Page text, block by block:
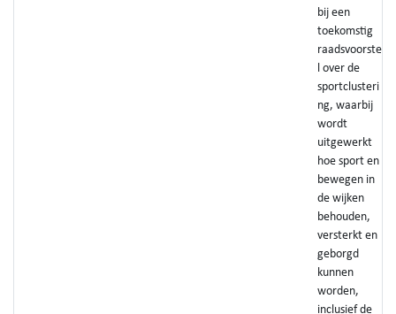
bij een
toekomstig
raadsvoorste
l over de
sportclusteri
ng, waarbij
wordt
uitgewerkt
hoe sport en
bewegen in
de wijken
behouden,
versterkt en
geborgd
kunnen
worden,
inclusief de